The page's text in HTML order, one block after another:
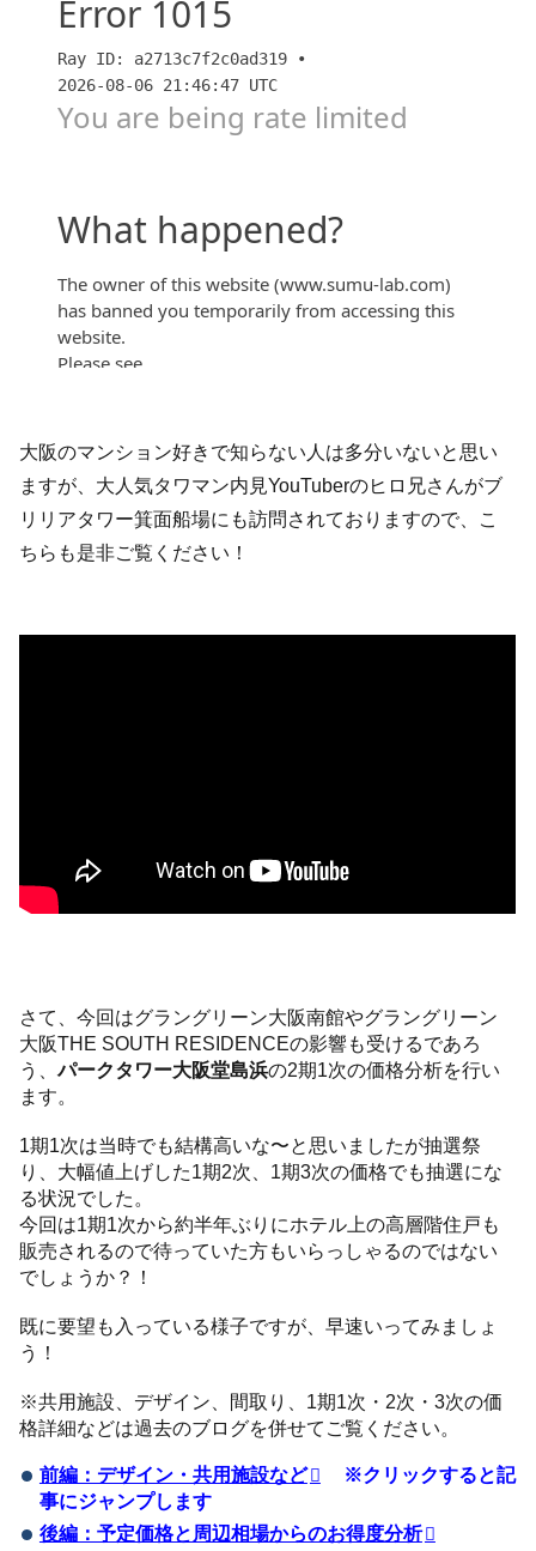
【大阪】2025年以降の大阪タワマン年表と再開発！ま
だまだ大阪のマンションは値上がする！？【すごろ
く】
大阪のマンション好きで知らない人は多分いないと思い
ますが、大人気タワマン内見YouTuberのヒロ兄さんがブ
リリアタワー箕面船場にも訪問されておりますので、こ
ちらも是非ご覧ください！
さて、今回はグラングリーン大阪南館やグラングリーン
大阪THE SOUTH RESIDENCEの影響も受けるであろ
う、パークタワー大阪堂島浜の2期1次の価格分析を行い
ます。
1期1次は当時でも結構高いな〜と思いましたが抽選祭
り、大幅値上げした1期2次、1期3次の価格でも抽選にな
る状況でした。
今回は1期1次から約半年ぶりにホテル上の高層階住戸も
販売されるので待っていた方もいらっしゃるのではない
でしょうか？！
既に要望も入っている様子ですが、早速いってみましょ
う！
※共用施設、デザイン、間取り、1期1次・2次・3次の価
格詳細などは過去のブログを併せてご覧ください。
前編：デザイン・共用施設など
※クリックすると記
事にジャンプします
後編：予定価格と周辺相場からのお得度分析